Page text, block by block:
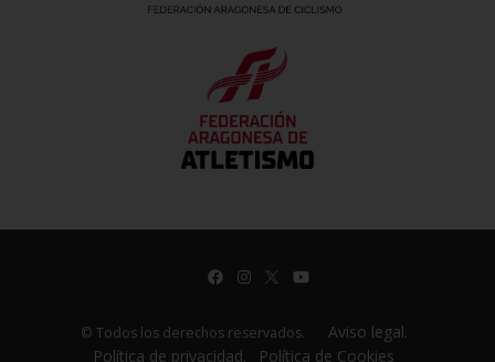
© Todos los derechos reservados.
Aviso legal.
Política de privacidad.
Política de Cookies